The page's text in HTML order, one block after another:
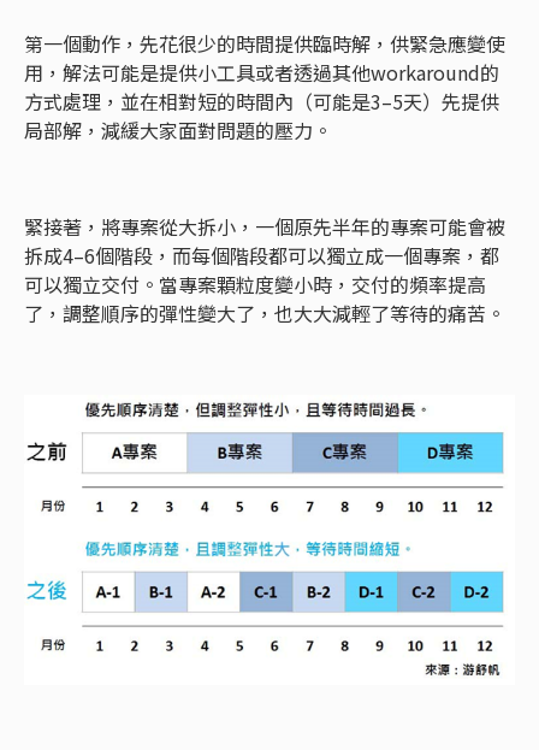
第一個動作，先花很少的時間提供臨時解，供緊急應變使
用，解法可能是提供小工具或者透過其他workaround的
方式處理，並在相對短的時間內（可能是3–5天）先提供
局部解，減緩大家面對問題的壓力。
緊接著，將專案從大拆小，一個原先半年的專案可能會被
拆成4–6個階段，而每個階段都可以獨立成一個專案，都
可以獨立交付。當專案顆粒度變小時，交付的頻率提高
了，調整順序的彈性變大了，也大大減輕了等待的痛苦。